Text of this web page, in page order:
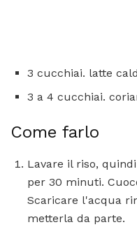
3 cucchiai. latte
3 a 4 cucchiai.
Come farlo
Lavare il riso,
per 30 minuti.
Scaricare l'acqua
metterla da parte.